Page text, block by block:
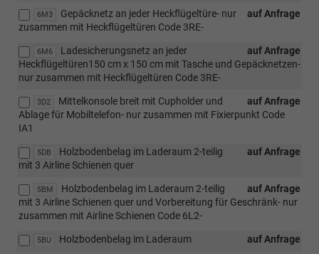
6M3 auf Anfrage
Gepäcknetz an jeder Heckflügeltüre- nur
zusammen mit Heckflügeltüren Code 3RE-
6M6 auf Anfrage
Ladesicherungsnetz an jeder
Heckflügeltüren150 cm x 150 cm mit Tasche und Gepäcknetzen-
nur zusammen mit Heckflügeltüren Code 3RE-
3D2 auf Anfrage
Mittelkonsole breit mit Cupholder und
Ablage für Mobiltelefon- nur zusammen mit Fixierpunkt Code
IA1
5DB auf Anfrage
Holzbodenbelag im Laderaum 2-teilig
mit 3 Airline Schienen quer
5BM auf Anfrage
Holzbodenbelag im Laderaum 2-teilig
mit 3 Airline Schienen quer und Vorbereitung für Geschränk- nur
zusammen mit Airline Schienen Code 6L2-
5BU auf Anfrage
Holzbodenbelag im Laderaum